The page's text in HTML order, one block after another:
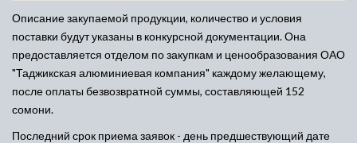
Описание закупаемой продукции, количество и условия
поставки будут указаны в конкурсной документации. Она
предоставляется отделом по закупкам и ценообразования ОАО
"Таджикская алюминиевая компания" каждому желающему,
после оплаты безвозвратной суммы, составляющей 152
сомони.
Последний срок приема заявок - день предшествующий дате